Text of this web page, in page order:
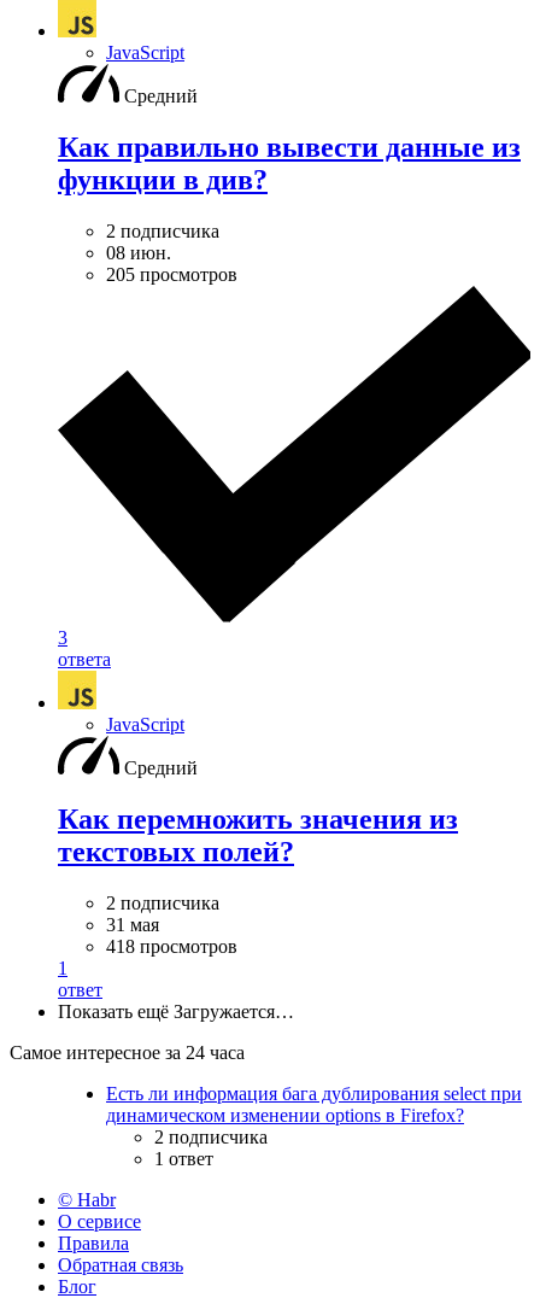
JavaScript
Средний
Как правильно вывести данные из
функции в див?
2 подписчика
08 июн.
205 просмотров
3
ответа
JavaScript
Средний
Как перемножить значения из
текстовых полей?
2 подписчика
31 мая
418 просмотров
1
ответ
Показать ещё Загружается…
Самое интересное за 24 часа
Есть ли информация бага дублирования select при
динамическом изменении options в Firefox?
2 подписчика
1 ответ
© Habr
О сервисе
Правила
Обратная связь
Блог